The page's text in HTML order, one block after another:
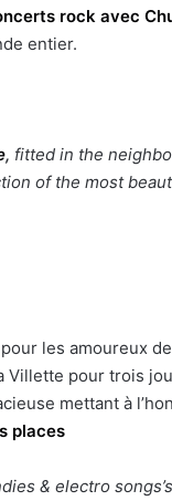
rock avec
entier.
, fitted in the
of the most
les amoureux
Villette pour trois
mettant à
places
& electro